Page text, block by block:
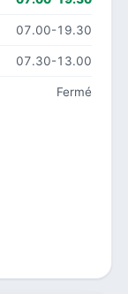
07.00-19.30
07.30-13.00
Fermé